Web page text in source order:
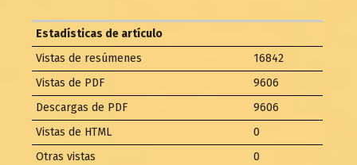
Estadísticas de artículo
Vistas de resúmenes
16842
Vistas de PDF
9606
Descargas de PDF
9606
Vistas de HTML
0
Otras vistas
0